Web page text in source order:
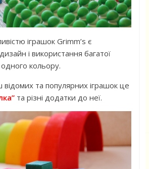
іграшок Grimm’s є
і використання багатої
одного кольору.
та популярних іграшок це
та різні додатки до неї.